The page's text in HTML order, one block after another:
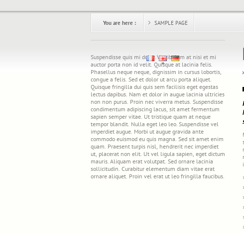
You are here : SAMPLE PAGE
Suspendisse quis mi dolor. Vestibulum at nisi et mi
auctor porta non id velit. Quisque at lacinia felis.
Phasellus neque neque, dignissim in cursus lobortis,
congue a felis. Sed et dolor ut arcu porta aliquet.
Quisque fringilla dui quis sem facilisis eget egestas
lectus dapibus. Nam et dolor in augue lacinia ultricies
non non purus. Proin nec viverra metus. Suspendisse
condimentum adipiscing lacus, sit amet fermentum
sapien semper vitae. Ut tristique quam at neque
tempor blandit. Nulla eget leo leo. Suspendisse vel
imperdiet augue. Morbi ut augue gravida ante
commodo euismod eu quis magna. Sed sit amet enim
quam. Praesent turpis nisl, hendrerit nec imperdiet
ut, placerat non elit. Ut vel ligula sapien, eget dictum
mauris. Aliquam erat volutpat. Sed ornare lacinia
sollicitudin. Curabitur elementum diam vitae erat
ornare aliquet. Proin vel erat ut leo fringilla faucibus.